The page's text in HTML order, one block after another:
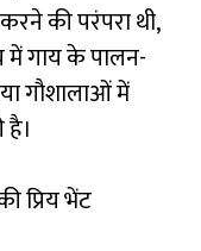
की परंपरा थी,
में गाय के पालन-
गौशालाओं में
प्रिय भेंट